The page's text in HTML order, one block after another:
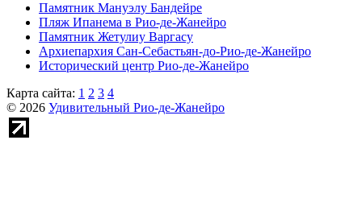
Памятник Мануэлу Бандейре
Пляж Ипанема в Рио-де-Жанейро
Памятник Жетулиу Варгасу
Архиепархия Сан-Себастьян-до-Рио-де-Жанейро
Исторический центр Рио-де-Жанейро
Карта сайта: 1 2 3 4
© 2026 Удивительный Рио-де-Жанейро